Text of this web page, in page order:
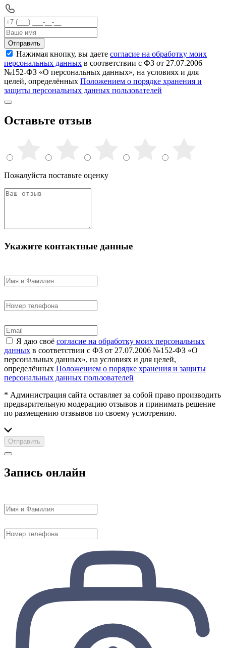
Отправить
Нажимая кнопку, вы даете согласие на обработку моих
персональных данных в соответствии с ФЗ от 27.07.2006
№152-ФЗ «О персональных данных», на условиях и для
целей, определённых Положением о порядке хранения и
защиты персональных данных пользователей
Оставьте отзыв
Пожалуйста поставьте оценку
Укажите контактные данные
Я даю своё согласие на обработку моих персональных
данных в соответствии с ФЗ от 27.07.2006 №152-ФЗ «О
персональных данных», на условиях и для целей,
определённых Положением о порядке хранения и защиты
персональных данных пользователей
* Администрация сайта оставляет за собой право производить
предварительную модерацию отзывов и принимать решение
по размещению отзвывов по своему усмотрению.
Отправить
Запись онлайн